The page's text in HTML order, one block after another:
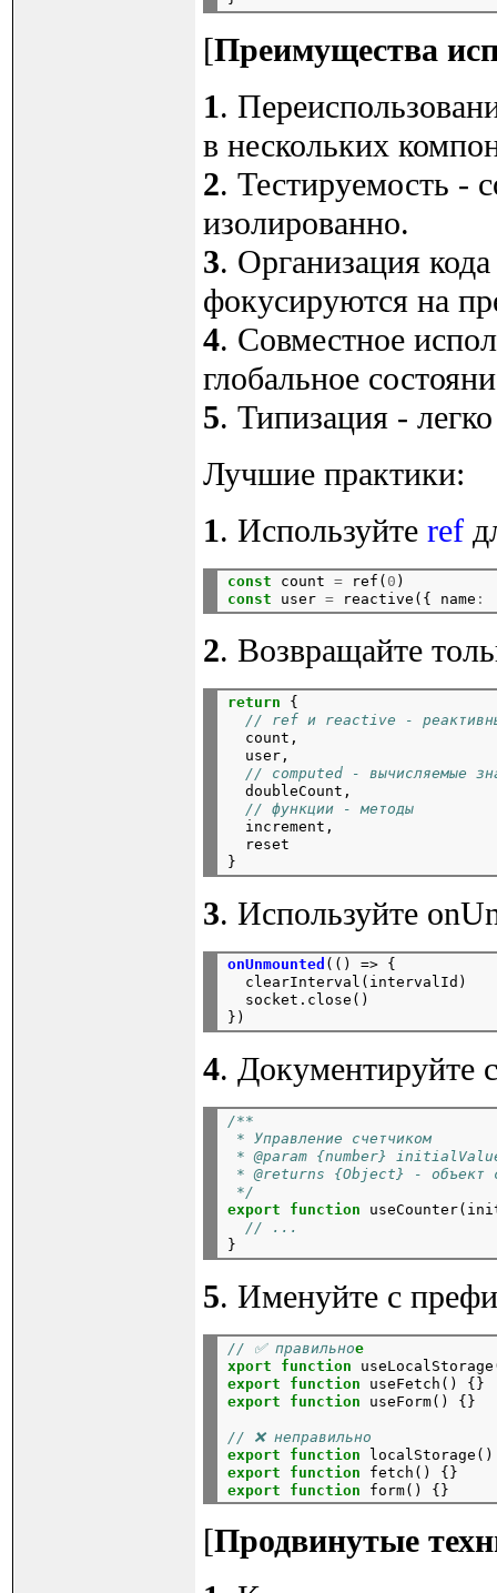
[Преимущества
1.
в нескольких
2. Тестируемость -
изолированно.
3. Организация
фокусируются на
4. Совместное
глобальное
5. Типизация -
Лучшие практики:
1. Используйте ref
const count = ref( 0 )
const
user = reactive({ name :
2. Возвращайте
return
{
// ref и reactive -
count,
user,
// computed - вычисляемые
doubleCount,
// функции - методы
increment,
reset
3. Используйте
onUnmounted (() => {
clearInterval(intervalId)
socket.close()
4. Документируйте
/**
* Управление счетчиком
* @param {number}
* @returns {Object} - объект с
*/
export
function
// ...
5. Именуйте с
// ✅ правильноe
xport
function
export
function useFetch()
{}
export
function useForm() {}
// ❌ неправильно
export
function
localStorage()
export
function fetch()
{}
export
function form()
[Продвинутые